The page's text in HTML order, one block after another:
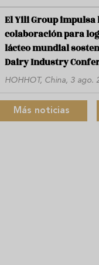
El Yili Group
colaboración para
lácteo mundial
Dairy Industry
HOHHOT, China, 3 ago.
Más noticias